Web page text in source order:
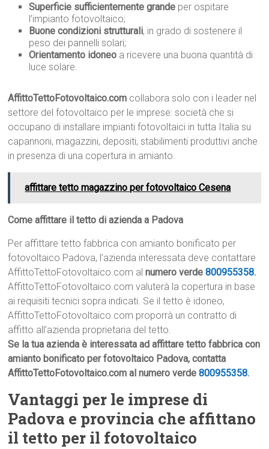
Superficie sufficientemente grande per ospitare
l’impianto fotovoltaico;
Buone condizioni strutturali, in grado di sostenere il
peso dei pannelli solari;
Orientamento idoneo a ricevere una buona quantità di
luce solare.
AffittoTettoFotovoltaico.com collabora solo con i leader nel
settore del fotovoltaico per le imprese: società che si
occupano di installare impianti fotovoltaici in tutta Italia su
capannoni, magazzini, depositi, stabilimenti produttivi anche
in presenza di una copertura in amianto.
affittare tetto magazzino per fotovoltaico Cesena
Come affittare il tetto di azienda a Padova
Per affittare tetto fabbrica con amianto bonificato per
fotovoltaico Padova, l’azienda interessata deve contattare
AffittoTettoFotovoltaico.com alnumero verde800955358.
AffittoTettoFotovoltaico.com valuterà la copertura in base
ai requisiti tecnici sopra indicati. Se il tetto è idoneo,
AffittoTettoFotovoltaico.com proporrà un contratto di
affitto all’azienda proprietaria del tetto.
Se la tua azienda è interessata ad affittare tetto fabbrica con
amianto bonificato per fotovoltaico Padova, contatta
AffittoTettoFotovoltaico.com al numero verde800955358.
Vantaggi per le imprese di
Padova e provincia che affittano
il tetto per il fotovoltaico